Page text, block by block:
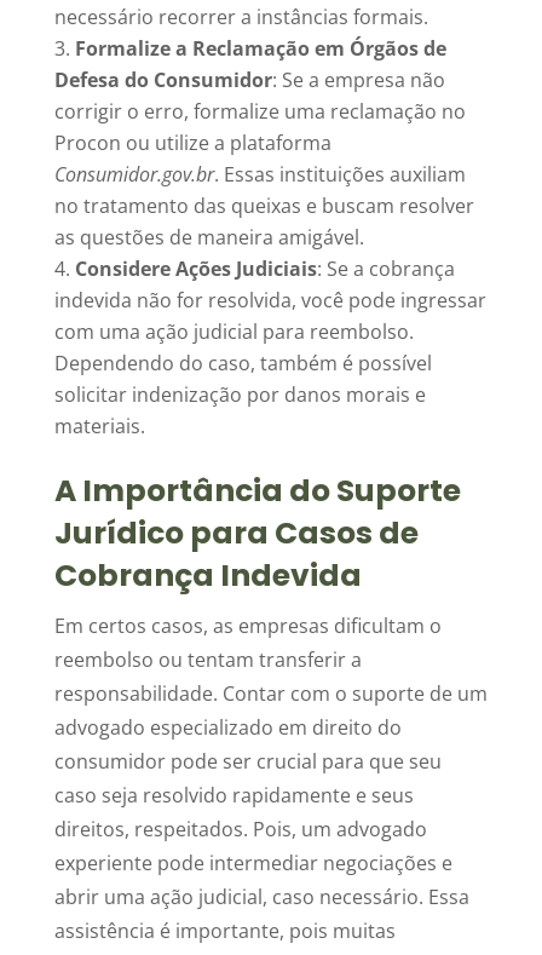
necessário recorrer a instâncias formais.
Formalize a Reclamação em Órgãos de
Defesa do Consumidor: Se a empresa não
corrigir o erro, formalize uma reclamação no
Procon ou utilize a plataforma
Consumidor.gov.br. Essas instituições auxiliam
no tratamento das queixas e buscam resolver
as questões de maneira amigável.
Considere Ações Judiciais: Se a cobrança
indevida não for resolvida, você pode ingressar
com uma ação judicial para reembolso.
Dependendo do caso, também é possível
solicitar indenização por danos morais e
materiais.
A Importância do Suporte
Jurídico para Casos de
Cobrança Indevida
Em certos casos, as empresas dificultam o
reembolso ou tentam transferir a
responsabilidade. Contar com o suporte de um
advogado especializado em direito do
consumidor pode ser crucial para que seu
caso seja resolvido rapidamente e seus
direitos, respeitados. Pois, um advogado
experiente pode intermediar negociações e
abrir uma ação judicial, caso necessário. Essa
assistência é importante, pois muitas